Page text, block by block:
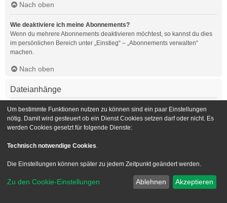
Nach oben
Wie deaktiviere ich meine Abonnements?
Wenn du mehrere Abonnements deaktivieren möchtest, so kannst du dies
im persönlichen Bereich unter „Einstieg“ – „Abonnements verwalten“
machen.
Nach oben
Dateianhänge
Welche Dateianhänge sind in diesem Forum zulässig?
Die Board-Administration kann bestimmte Dateitypen zulassen oder
verbieten. Falls du dir nicht sicher bist, welche Dateitypen du anhängen
Administration.
Nach oben
Kann ich eine Übersicht all meiner Dateianhänge erhalten?
Um eine Liste all deiner Dateianhänge zu erhalten, gehe in den
Um bestimmte Funktionen nutzen zu können sind ein paar Einstellungen
nötig. Damit wird gesteuert ob ein Dienst Cookies setzen darf oder nicht. Es
werden Cookies gesetzt für folgende Dienste:
Technisch notwendige Cookies.
Die Einstellungen können später zu jedem Zeitpunkt geändert werden.
Zu den Cookie-Einstellungen Ablehnen Akzeptieren